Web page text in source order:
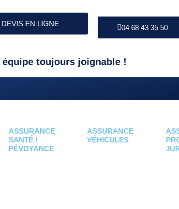
EN LIGNE 04 68 43 35 50
équipe toujours joignable !
ASSURANCE
SANTÉ /
PÉVOYANCE
ASSURANCE
VÉHICULES